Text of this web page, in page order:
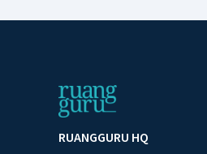
RUANGGURU HQ